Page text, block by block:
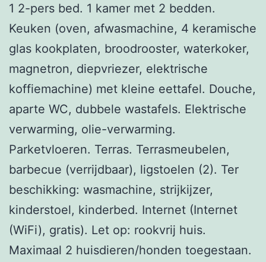
1 2-pers bed. 1 kamer met 2 bedden.
Keuken (oven, afwasmachine, 4 keramische
glas kookplaten, broodrooster, waterkoker,
magnetron, diepvriezer, elektrische
koffiemachine) met kleine eettafel. Douche,
aparte WC, dubbele wastafels. Elektrische
verwarming, olie-verwarming.
Parketvloeren. Terras. Terrasmeubelen,
barbecue (verrijdbaar), ligstoelen (2). Ter
beschikking: wasmachine, strijkijzer,
kinderstoel, kinderbed. Internet (Internet
(WiFi), gratis). Let op: rookvrij huis.
Maximaal 2 huisdieren/honden toegestaan.